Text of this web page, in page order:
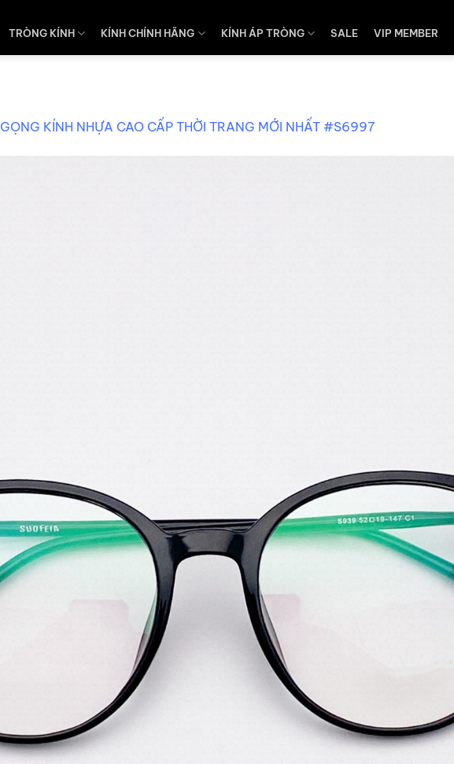
TRÒNG KÍNH KÍNH CHÍNH HÃNG KÍNH ÁP TRÒNG SALE VIP MEMBER
GỌNG KÍNH NHỰA CAO CẤP THỜI TRANG MỚI NHẤT #S6997